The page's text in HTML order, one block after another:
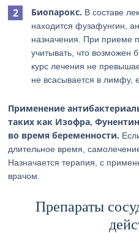
Биопарокс. В составе
находится фузафунгин,
назначения. При приеме
учитывать, что возможен
курс лечения не
не всасывается в лимфу,
Применение
таких как Изофра,
во время беременности.
длительное время,
Назначается терапия, с
врачом.
Препараты